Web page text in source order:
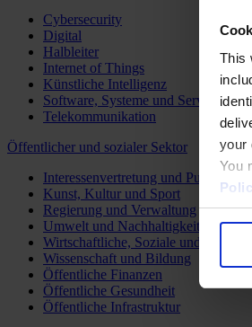
This
your
You
Cybersecurity
Digital
Halbleiter
Internet of Things
Künstliche Intelligenz
Software, Systeme und Services
Telekommunikation
Öffentlicher und sozialer Sektor
Interessenvertretung und Public
Kunst, Kultur und Sport
Regierung und Verwaltung
Umwelt und Nachhaltigkeit
Wirtschaftliche, Soziale und
Wissenschaft und Bildung
Öffentliche Finanzen
Öffentliche Gesundheit
Öffentliche Infrastruktur